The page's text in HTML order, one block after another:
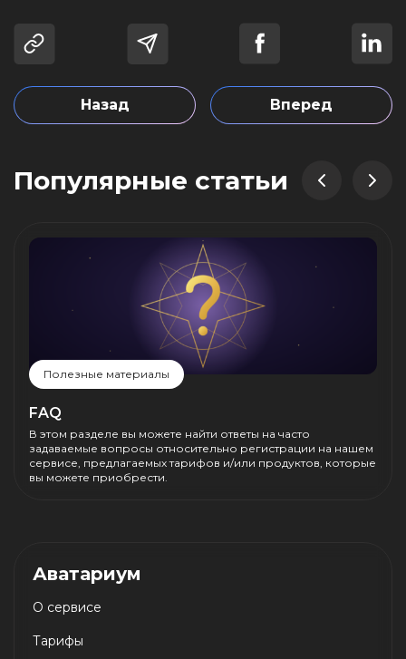
Назад Вперед
Популярные статьи
Полезные материалы
FAQ
В этом разделе вы можете найти ответы на часто
задаваемые вопросы относительно регистрации на нашем
сервисе, предлагаемых тарифов и/или продуктов, которые
вы можете приобрести.
Аватариум
О сервисе
Тарифы